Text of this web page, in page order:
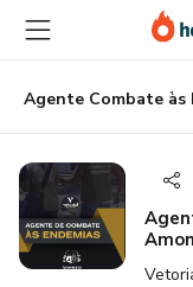
para
conteúdo
principal
para
pagamento
para
rodapé